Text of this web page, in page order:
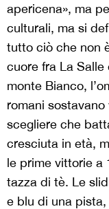
apericena», ma
culturali, ma si
tutto ciò che non
cuore fra La Salle
monte Bianco,
romani
scegliere che
cresciuta in età,
le prime vittorie a
tazza di tè. Le
e blu di una